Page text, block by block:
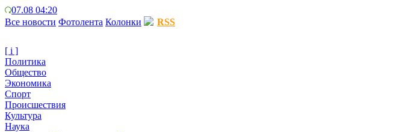
07.08 04:20
Все новости Фотолента Колонки RSS
[ i ]
Политика
Общество
Экономика
Спорт
Происшествия
Культура
Наука